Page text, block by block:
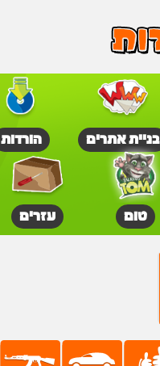
בניית אתרים הורדות
טום עזרים